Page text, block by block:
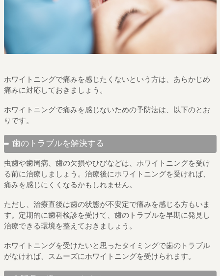
ホワイトニングで痛みを感じたくないという方は、あらかじめ
痛みに対応しておきましょう。
ホワイトニングで痛みを感じないための予防法は、以下のとお
りです。
歯のトラブルを解決する
虫歯や歯周病、歯の欠損やひびなどは、ホワイトニングを受け
る前に治療しましょう。治療後にホワイトニングを受ければ、
痛みを感じにくくなるかもしれません。
ただし、治療直後は歯の状態が不安定で痛みを感じる方もいま
す。定期的に歯科検診を受けて、歯のトラブルを早期に発見し
治療できる環境を整えておきましょう。
ホワイトニングを受けたいと思ったタイミングで歯のトラブル
がなければ、スムーズにホワイトニングを受けられます。